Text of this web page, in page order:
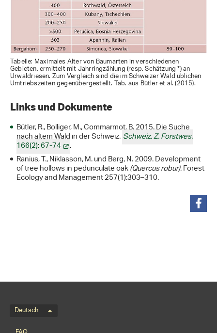
Tabelle: Maximales Alter von Baumarten in verschiedenen
Gebieten, ermittelt mit Jahrringzählung (resp. Schätzung *) an
Urwaldriesen. Zum Vergleich sind die im Schweizer Wald üblichen
Umtriebszeiten gegenübergestellt. Tab. aus Bütler et al. (2015).
Links und Dokumente
Bütler, R., Bolliger, M., Commarmot, B. 2015. Die Suche
nach altem Wald in der Schweiz.Schweiz. Z. Forstwes.
166(2): 67-74
.
Ranius, T., Niklasson, M. und Berg, N. 2009. Development
of tree hollows in pedunculate oak(Quercus robur). Forest
Ecology and Management 257(1):303–310.
Sprachmenü
Deutsch
Footernavigation